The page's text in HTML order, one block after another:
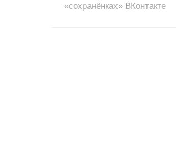
«сохранёнках» ВКонтакте